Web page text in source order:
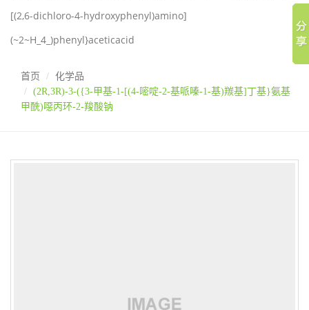
[(2,6-dichloro-4-hydroxyphenyl)amino]
(~2~H_4_)phenyl}aceticacid
首页
化学品
(2R,3R)-3-({3-甲基-1-[(4-嘧啶-2-基哌嗪-1-基)羰基]丁基}氨基
甲酰)噁丙环-2-羧酸钠